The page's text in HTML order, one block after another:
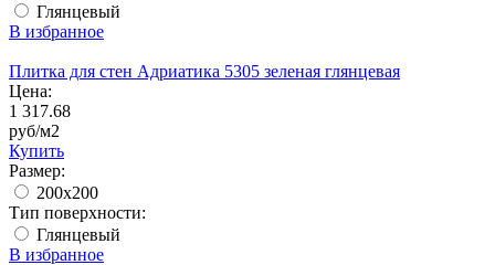
Глянцевый
В избранное
Плитка для стен Адриатика 5305 зеленая глянцевая
Цена:
1 317.68
руб/м2
Купить
Размер:
200x200
Тип поверхности:
Глянцевый
В избранное